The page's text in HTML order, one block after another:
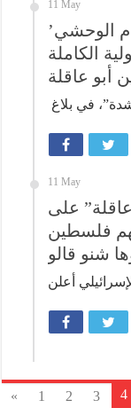
11 May
الوحشي’
الكاملة
11 May
على
فلسطين
شنو قالو
« 1 2 3 4